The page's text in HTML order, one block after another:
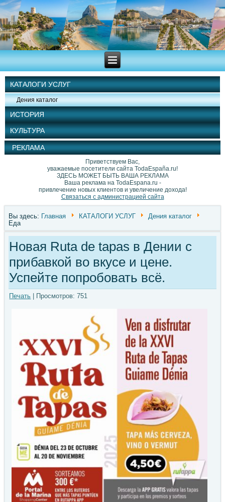
КАТАЛОГИ УСЛУГ
Дения каталог
ИСТОРИЯ
КУЛЬТУРА
РЕКЛАМА
Приветствуем Вас,
уважаемые посетители сайта TodaEspaña.ru!
ЗДЕСЬ МОЖЕТ БЫТЬ ВАША РЕКЛАМА
Ваша реклама на TodaEspana.ru -
привлечение новых клиентов и увеличение дохода!
Связаться с администрацией сайта
Вы здесь: Главная КАТАЛОГИ УСЛУГ
Дения каталог
Еда
Новая Ruta de tapas в Дении с
прибавкой во вкусе и цене.
Успейте попробовать всё.
Печать | Просмотров: 751